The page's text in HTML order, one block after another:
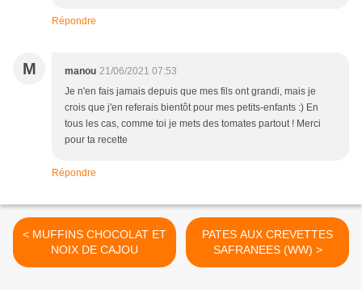
Répondre
M manou 21/06/2021 07:53
Je n'en fais jamais depuis que mes fils ont grandi, mais je
crois que j'en referais bientôt pour mes petits-enfants :) En
tous les cas, comme toi je mets des tomates partout ! Merci
pour ta recette
Répondre
< MUFFINS CHOCOLAT ET
NOIX DE CAJOU
PATES AUX CREVETTES
SAFRANEES (WW) >